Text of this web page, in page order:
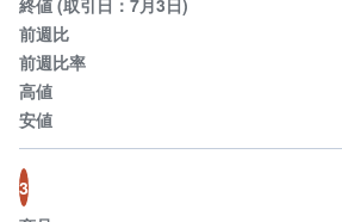
ン
先
物
・
オ
プ
シ
3